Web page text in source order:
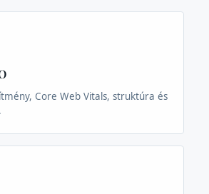
Core Web Vitals, struktúra és